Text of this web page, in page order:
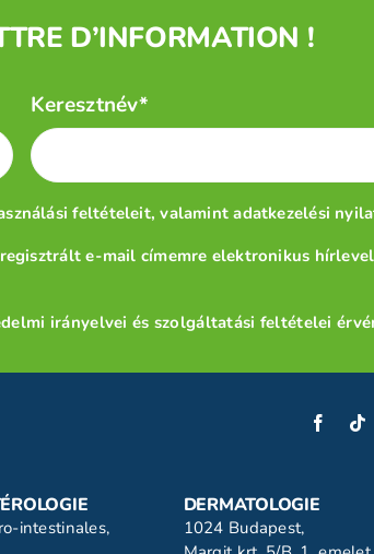
D’INFORMATION !
Keresztnév*
feltételeit, valamintadatkezelési
e-mail címemre elektronikus
irányelvei és szolgáltatási feltételei
intestinales,
DERMATOLOGIE
1024 Budapest,